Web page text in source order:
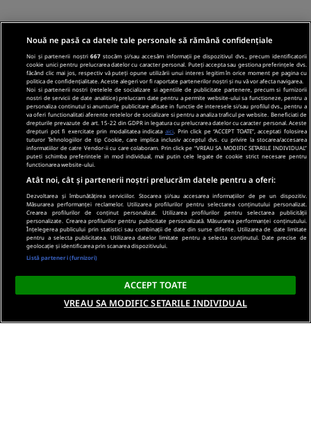
Nouă ne pasă ca datele tale personale să rămână confidențiale
Noi și partenerii noștri667 stocăm și/sau accesăm informații pe dispozitivul dvs., precum identificatorii
cookie unici pentru prelucrarea datelor cu caracter personal. Puteți accepta sau gestiona preferințele dvs.
făcând clic mai jos, respectiv vă puteți opune utilizării unui interes legitim în orice moment pe pagina cu
politica de confidențialitate. Aceste alegeri vor fi raportate partenerilor noștri și nu vă vor afecta navigarea.
Noi si partenerii nostri (retelele de socializare si agentiile de publicitate partenere, precum si furnizorii
nostri de servicii de date analitice) prelucram date pentru a permite website-ului sa functioneze, pentru a
personaliza continutul si anunturile publicitare afisate in functie de interesele si/sau profilul dvs., pentru a
va oferi functionalitati aferente retelelor de socializare si pentru a analiza traficul pe website. Beneficiati de
drepturile prevazute de art. 15-22 din GDPR in legatura cu prelucrarea datelor cu caracter personal. Aceste
drepturi pot fi exercitate prin modalitatea indicata aici . Prin click pe “ACCEPT TOATE”, acceptati folosirea
tuturor Tehnologiilor de tip Cookie, care implica inclusiv acceptul dvs. cu privire la stocarea/accesarea
informatiilor de catre Vendor-ii cu care colaboram. Prin click pe “VREAU SA MODIFIC SETARILE INDIVIDUAL”
puteti schimba preferintele in mod individual, mai putin cele legate de cookie strict necesare pentru
functionarea website-ului.
Atât noi, cât și partenerii noștri prelucrăm datele pentru a oferi:
Dezvoltarea și îmbunătățirea serviciilor. Stocarea și/sau accesarea informațiilor de pe un dispozitiv.
Măsurarea performanței reclamelor. Utilizarea profilurilor pentru selectarea conținutului personalizat.
Crearea profilurilor de conținut personalizat. Utilizarea profilurilor pentru selectarea publicității
personalizate. Crearea profilurilor pentru publicitate personalizată. Măsurarea performanței conținutului.
Înțelegerea publicului prin statistici sau combinații de date din surse diferite. Utilizarea de date limitate
pentru a selecta publicitatea. Utilizarea datelor limitate pentru a selecta conținutul. Date precise de
geolocație și identificarea prin scanarea dispozitivului.
Listă parteneri (furnizori)
ACCEPT TOATE
VREAU SA MODIFIC SETARILE INDIVIDUAL